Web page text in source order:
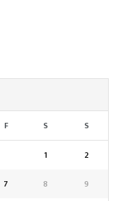
F S S
1
2
7 8
9